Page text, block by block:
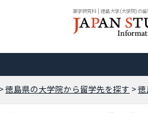
薬学研究科 | 徳島大学(大学院)の
>徳島県の大学院から留学先を探す >